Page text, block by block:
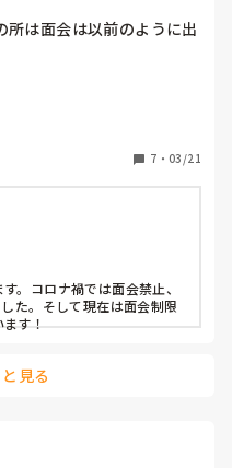
所は面会は以前のように出
7 ・ 03/21
。コロナ禍では面会禁止、
た。そして現在は面会制限
ます！
見る